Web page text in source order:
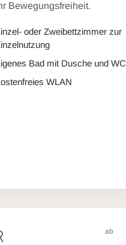
Bewegungsfreiheit.
oder Zweibettzimmer zur
Bad mit Dusche und WC
WLAN
ab